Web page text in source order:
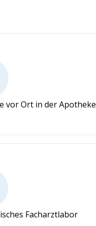
vor Ort in der Apotheke
Facharztlabor